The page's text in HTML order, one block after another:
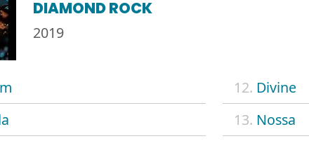
DIAMOND ROCK
2019
12. Divine
13. Nossa